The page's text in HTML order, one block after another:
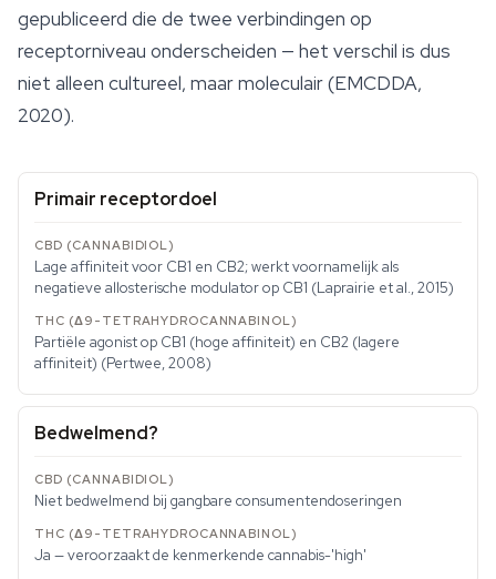
gepubliceerd die de twee verbindingen op
receptorniveau onderscheiden — het verschil is dus
niet alleen cultureel, maar moleculair (EMCDDA,
2020).
Primair receptordoel
Lage affiniteit voor CB1 en CB2; werkt voornamelijk als
negatieve allosterische modulator op CB1 (Laprairie et al., 2015)
Partiële agonist op CB1 (hoge affiniteit) en CB2 (lagere
affiniteit) (Pertwee, 2008)
Bedwelmend?
Niet bedwelmend bij gangbare consumentendoseringen
Ja — veroorzaakt de kenmerkende cannabis-'high'